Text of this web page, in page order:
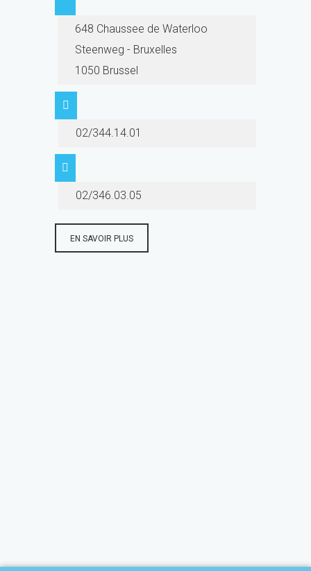
648 Chaussee de Waterloo
Steenweg - Bruxelles
1050 Brussel
02/344.14.01
02/346.03.05
EN SAVOIR PLUS